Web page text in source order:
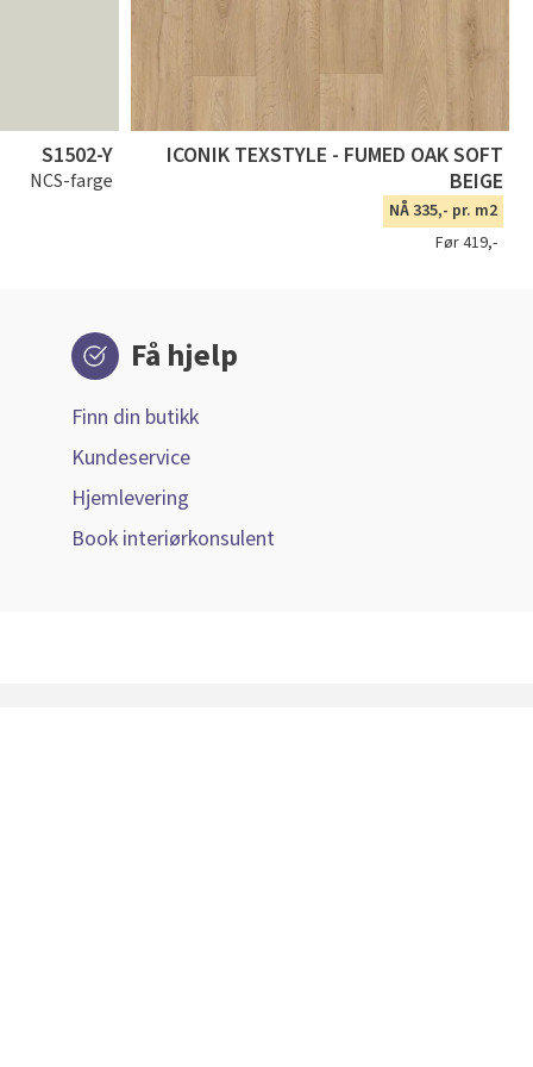
S1502-Y
NCS-farge
ICONIK TEXSTYLE - FUMED OAK SOFT
BEIGE
NÅ 335,- pr. m2
Før 419,-
Få hjelp
Finn din butikk
Kundeservice
Hjemlevering
Book interiørkonsulent